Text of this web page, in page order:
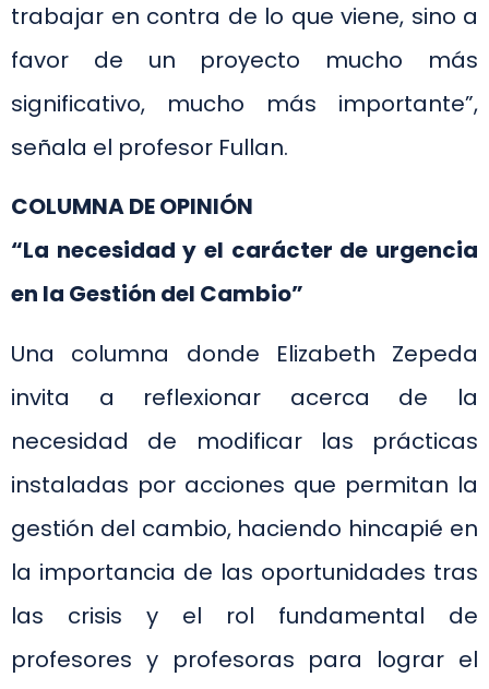
trabajar en contra de lo que viene, sino a
favor de un proyecto mucho más
significativo, mucho más importante”,
señala el profesor Fullan.
COLUMNA DE OPINIÓN
“La necesidad y el carácter de urgencia
en la Gestión del Cambio”
Una columna donde Elizabeth Zepeda
invita a reflexionar acerca de la
necesidad de modificar las prácticas
instaladas por acciones que permitan la
gestión del cambio, haciendo hincapié en
la importancia de las oportunidades tras
las crisis y el rol fundamental de
profesores y profesoras para lograr el